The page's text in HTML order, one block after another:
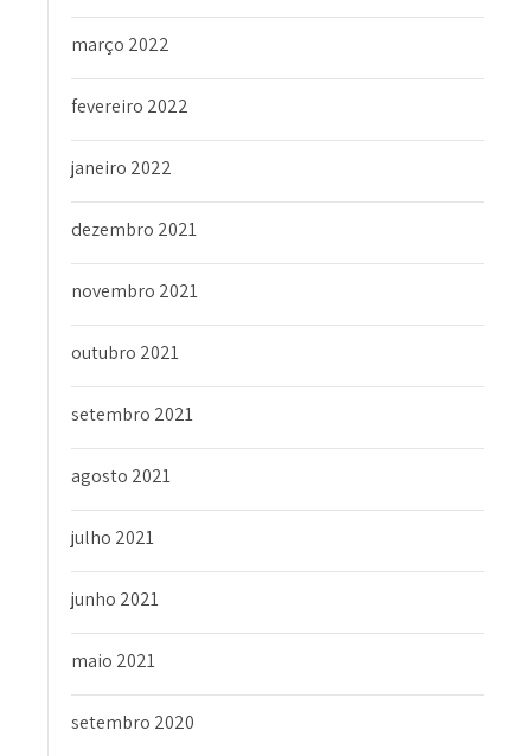
março 2022
fevereiro 2022
janeiro 2022
dezembro 2021
novembro 2021
outubro 2021
setembro 2021
agosto 2021
julho 2021
junho 2021
maio 2021
setembro 2020